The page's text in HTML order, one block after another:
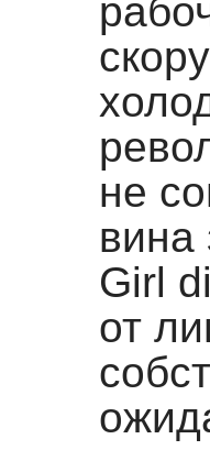
не
вина
Girl
от